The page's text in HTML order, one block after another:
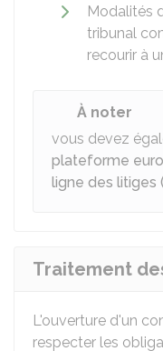
Modalités
tribunal
recourir à
À noter
vous devez
plateforme
ligne des litiges
Traitement
L'ouverture d'un
respecter les